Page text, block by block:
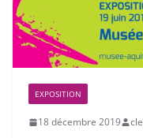
EXPOSITION
18 décembre 2019